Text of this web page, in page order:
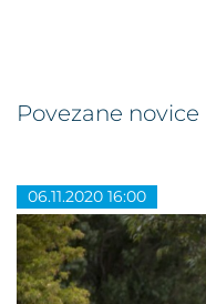
Povezane novice
06.11.2020 16:00